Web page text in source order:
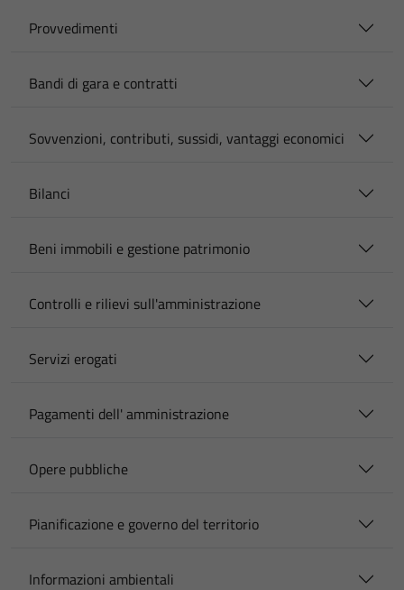
Provvedimenti
Bandi di gara e contratti
Sovvenzioni, contributi, sussidi, vantaggi economici
Bilanci
Beni immobili e gestione patrimonio
Controlli e rilievi sull'amministrazione
Servizi erogati
Pagamenti dell' amministrazione
Opere pubbliche
Pianificazione e governo del territorio
Informazioni ambientali